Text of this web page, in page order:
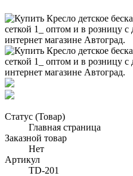
Статус (Товар)
Главная страница
Заказной товар
Нет
Артикул
TD-201